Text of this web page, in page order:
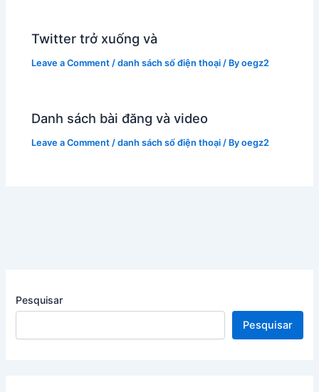
Twitter trở xuống và
Leave a Comment /danh sách số điện thoại / Byoegz2
Danh sách bài đăng và video
Leave a Comment /danh sách số điện thoại / Byoegz2
Pesquisar
Pesquisar